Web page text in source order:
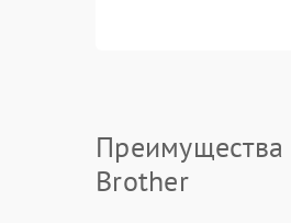
Преимущества
Brother